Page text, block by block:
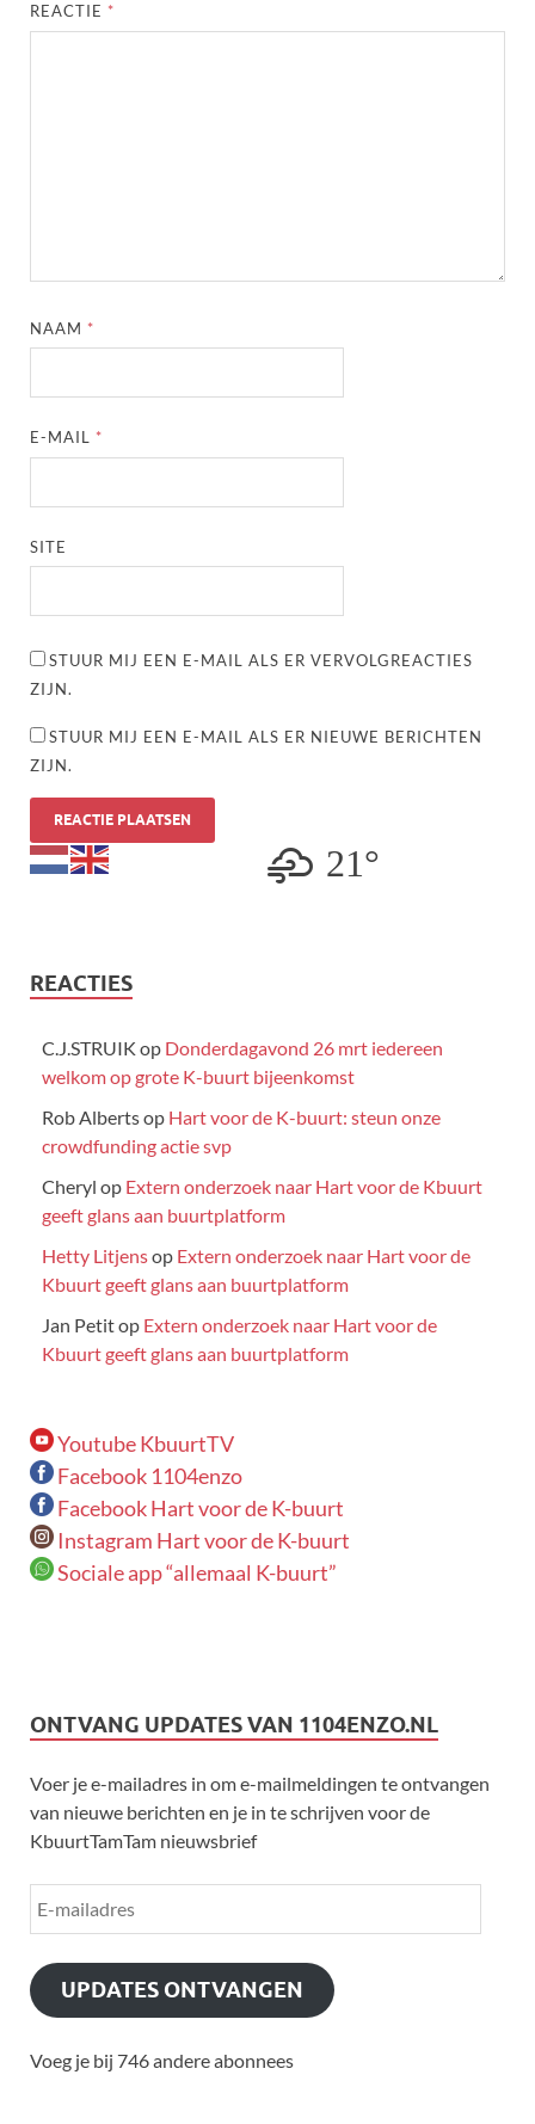
REACTIE *
NAAM *
E-MAIL *
SITE
STUUR MIJ EEN E-MAIL ALS ER VERVOLGREACTIES
ZIJN.
STUUR MIJ EEN E-MAIL ALS ER NIEUWE BERICHTEN
ZIJN.
21°
REACTIES
C.J.STRUIK op Donderdagavond 26 mrt iedereen
welkom op grote K-buurt bijeenkomst
Rob Albertsop Hart voor de K-buurt: steun onze
crowdfunding actie svp
Cheryl op Extern onderzoek naar Hart voor de Kbuurt
geeft glans aan buurtplatform
Hetty Litjensop Extern onderzoek naar Hart voor de
Kbuurt geeft glans aan buurtplatform
Jan Petitop Extern onderzoek naar Hart voor de
Kbuurt geeft glans aan buurtplatform
Youtube KbuurtTV
Facebook 1104enzo
Facebook Hart voor de K-buurt
Instagram Hart voor de K-buurt
Sociale app “allemaal K-buurt”
ONTVANG UPDATES VAN 1104ENZO.NL
Voer je e-mailadres in om e-mailmeldingen te ontvangen
van nieuwe berichten en je in te schrijven voor de
KbuurtTamTam nieuwsbrief
UPDATES ONTVANGEN
Voeg je bij 746 andere abonnees